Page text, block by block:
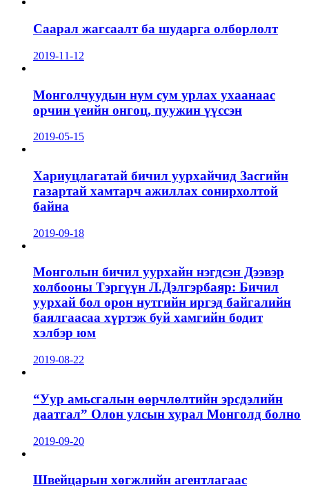
Саарал жагсаалт ба шударга олборлолт
2019-11-12
Монголчуудын нум сум урлах ухаанаас
орчин үеийн онгоц, пуужин үүссэн
2019-05-15
Хариуцлагатай бичил уурхайчид Засгийн
газартай хамтарч ажиллах сонирхолтой
байна
2019-09-18
Монголын бичил уурхайн нэгдсэн Дээвэр
холбооны Тэргүүн Л.Дэлгэрбаяр: Бичил
уурхай бол орон нутгийн иргэд байгалийн
баялгаасаа хүртэж буй хамгийн бодит
хэлбэр юм
2019-08-22
“Уур амьсгалын өөрчлөлтийн эрсдэлийн
даатгал” Олон улсын хурал Монголд болно
2019-09-20
Швейцарын хөгжлийн агентлагаас